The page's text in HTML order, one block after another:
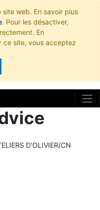
site web. En savoir plus
. Pour les désactiver,
En
ce site, vous acceptez
D'OLIVIER/CN